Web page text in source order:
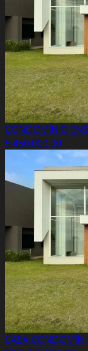
CONDOMÍNIO
5.450.000,00
CASA